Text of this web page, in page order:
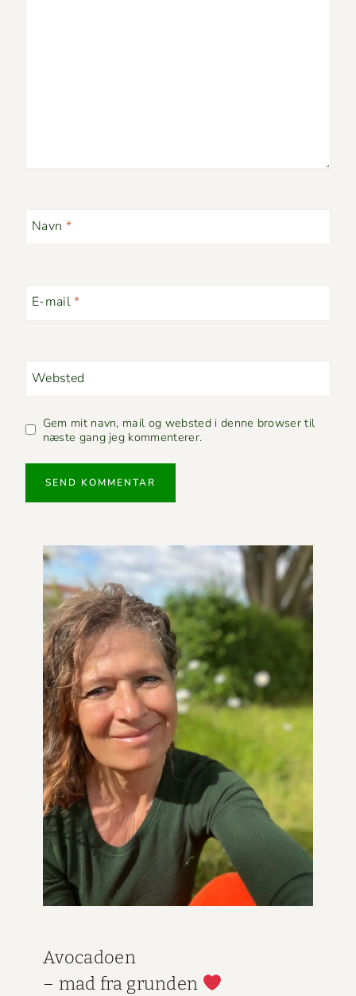
Navn *
E-mail*
Websted
Gem mit navn, mail og websted i denne browser til
næste gang jeg kommenterer.
Avo­ca­doen
– mad fra grun­den